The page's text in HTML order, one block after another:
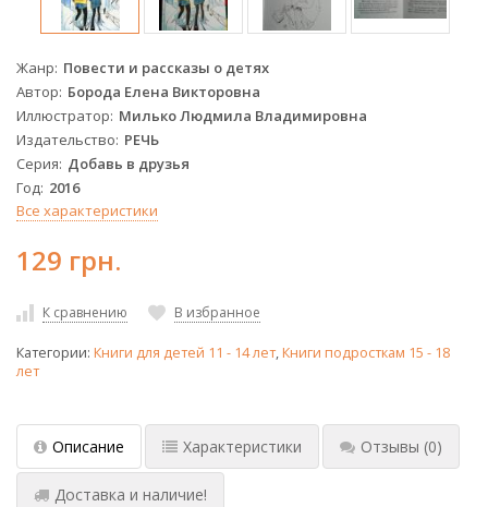
Жанр Повести и рассказы о детях
Автор Борода Елена Викторовна
Иллюстратор Милько Людмила Владимировна
Издательство РЕЧЬ
Серия Добавь в друзья
Год 2016
Все характеристики
129 грн.
К сравнению В избранное
Категории: Книги для детей 11 - 14 лет,Книги подросткам 15 - 18
лет
Описание Характеристики Отзывы (0)
Доставка и наличие!